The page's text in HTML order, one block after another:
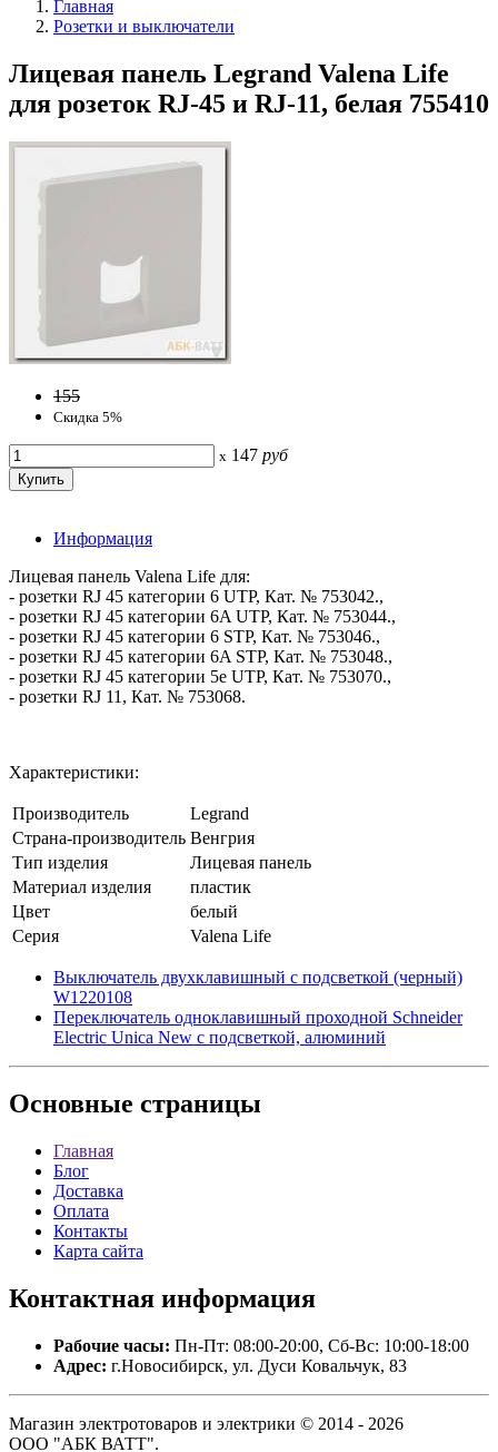
Главная
Розетки и выключатели
Лицевая панель Legrand Valena Life
для розеток RJ-45 и RJ-11, белая 755410
155
Скидка 5%
x 147 руб
Информация
Лицевая панель Valena Life для:
- розетки RJ 45 категории 6 UTP, Кат. № 753042.,
- розетки RJ 45 категории 6A UTP, Кат. № 753044.,
- розетки RJ 45 категории 6 STP, Кат. № 753046.,
- розетки RJ 45 категории 6A STP, Кат. № 753048.,
- розетки RJ 45 категории 5e UTP, Кат. № 753070.,
- розетки RJ 11, Кат. № 753068.
Характеристики:
Производитель
Legrand
Страна-производитель Венгрия
Тип изделия
Лицевая панель
Материал изделия
пластик
Цвет
белый
Серия
Valena Life
Выключатель двухклавишный с подсветкой (черный)
W1220108
Переключатель одноклавишный проходной Schneider
Electric Unica New с подсветкой, алюминий
Основные страницы
Главная
Блог
Доставка
Оплата
Контакты
Карта сайта
Контактная информация
Рабочие часы: Пн-Пт: 08:00-20:00, Сб-Вс: 10:00-18:00
Адрес: г.Новосибирск, ул. Дуси Ковальчук, 83
Магазин электротоваров и электрики © 2014 - 2026
ООО "АБК ВАТТ".